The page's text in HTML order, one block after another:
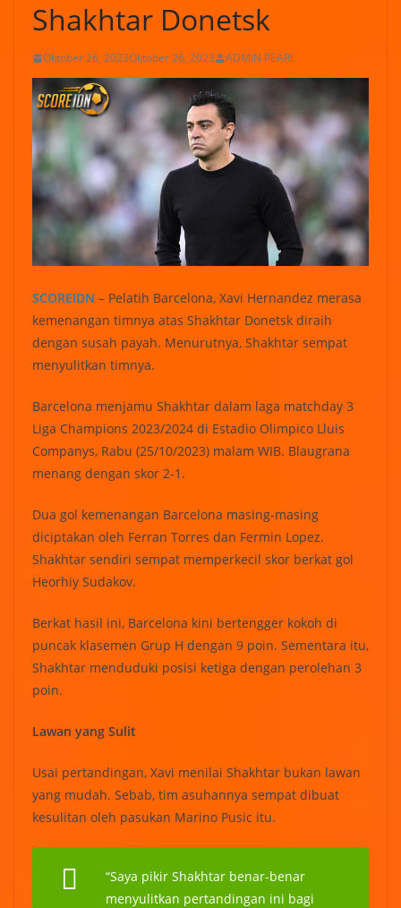
Shakhtar Donetsk
Oktober 26, 2023Oktober 26, 2023 ADMIN PEARL
SCOREIDN – Pelatih Barcelona, Xavi Hernandez merasa
kemenangan timnya atas Shakhtar Donetsk diraih
dengan susah payah. Menurutnya, Shakhtar sempat
menyulitkan timnya.
Barcelona menjamu Shakhtar dalam laga matchday 3
Liga Champions 2023/2024 di Estadio Olimpico Lluis
Companys, Rabu (25/10/2023) malam WIB. Blaugrana
menang dengan skor 2-1.
Dua gol kemenangan Barcelona masing-masing
diciptakan oleh Ferran Torres dan Fermin Lopez.
Shakhtar sendiri sempat memperkecil skor berkat gol
Heorhiy Sudakov.
Berkat hasil ini, Barcelona kini bertengger kokoh di
puncak klasemen Grup H dengan 9 poin. Sementara itu,
Shakhtar menduduki posisi ketiga dengan perolehan 3
poin.
Lawan yang Sulit
Usai pertandingan, Xavi menilai Shakhtar bukan lawan
yang mudah. Sebab, tim asuhannya sempat dibuat
kesulitan oleh pasukan Marino Pusic itu.
“Saya pikir Shakhtar benar-benar
menyulitkan pertandingan ini bagi